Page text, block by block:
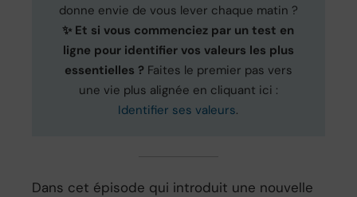
donne envie de vous lever chaque matin ?
✨ Et si vous commenciez par un test en
ligne pour identifier vos valeurs les plus
essentielles ?Faites le premier pas vers
une vie plus alignée en cliquant ici :
Identifier ses valeurs.
Dans cet épisode qui introduit une nouvelle